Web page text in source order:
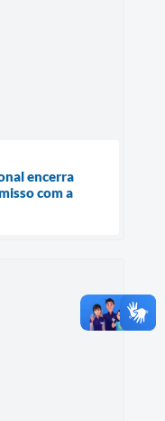
encerra
com a